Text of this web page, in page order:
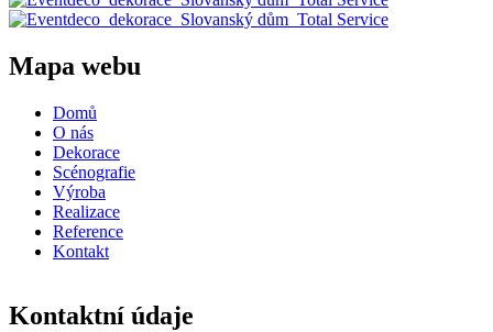
Mapa webu
Domů
O nás
Dekorace
Scénografie
Výroba
Realizace
Reference
Kontakt
Kontaktní údaje